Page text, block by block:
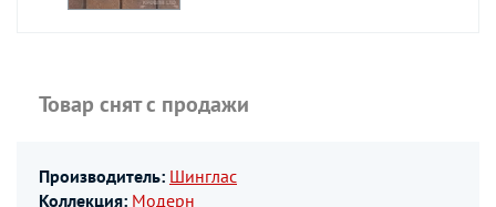
Товар снят с продажи
Производитель: Шинглас
Коллекция: Модерн